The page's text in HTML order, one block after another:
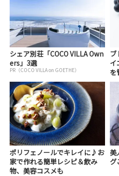
シェア別荘「COCO VILLA Own
ers」3選
PR（COCO VILLA on GOETHE）
ブ
イ
を
ポリフェノールでキレイに♪お
家で作れる簡単レシピ＆飲み
物、美容コスメも
美
グ